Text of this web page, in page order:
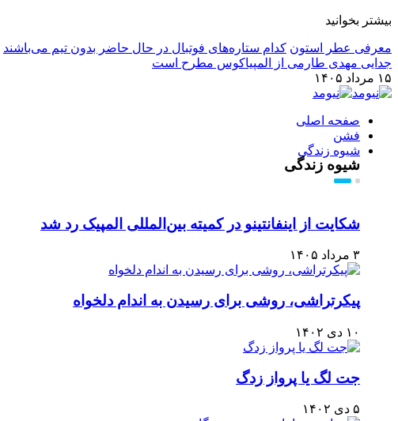
بیشتر بخوانید
معرفی عطر استون کدام ستاره‌های فوتبال در حال حاضر بدون تیم می‌باشند
جدایی مهدی طارمی از المپیاکوس مطرح است
۱۵ مرداد ۱۴۰۵
صفحه اصلی
فشن
شیوه زندگی
شیوه زندگی
شکایت از اینفانتینو در کمیته بین‌المللی المپیک رد شد
۳ مرداد ۱۴۰۵
پیکرتراشی، روشی برای رسیدن به اندام دلخواه
۱۰ دی ۱۴۰۲
جت لگ یا پرواز زدگ
۵ دی ۱۴۰۲